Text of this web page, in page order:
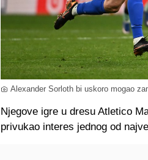
Alexander Sorloth bi uskoro mogao
Njegove igre u dresu Atletico
privukao interes jednog od